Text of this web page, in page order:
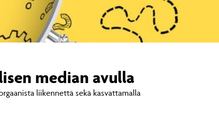
median avulla
liikennettä sekä kasvattamalla